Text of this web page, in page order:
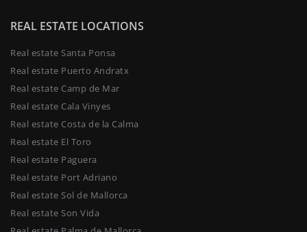
REAL ESTATE LOCATIONS
Real estate Santa Ponsa
Real estate Puerto Andratx
Real estate Camp de Mar
Real estate Cala Vinyes
Real estate Costa de la Calma
Real estate El Toro
Real estate Paguera
Real estate Port Adriano
Real estate Sol de Mallorca
Real estate Son Vida